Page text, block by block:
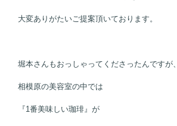
大変ありがたいご提案頂いております。
堀本さんもおっしゃってくださったんですが、
相模原の美容室の中では
『1番美味しい珈琲』が